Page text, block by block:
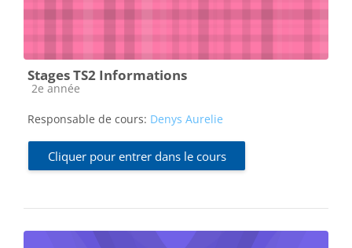
Stages TS2 Informations
Catégorie de cours
2e année
Responsable de cours: Denys Aurelie
Cliquer pour entrer dans le cours